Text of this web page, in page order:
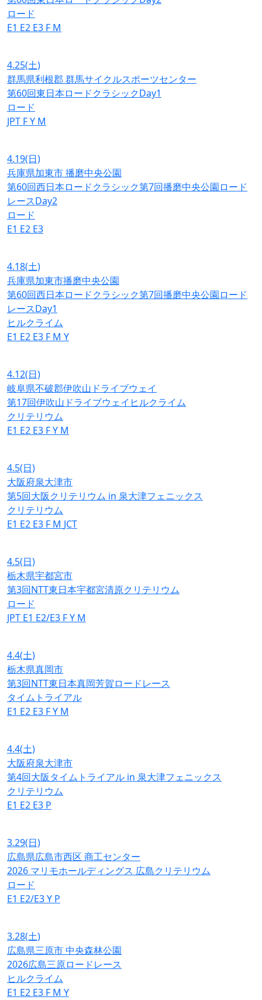
ロード
E1 E2 E3 F M
4.25(土)
群馬県利根郡 群馬サイクルスポーツセンター
第60回東日本ロードクラシックDay1
ロード
JPT FY M
4.19(日)
兵庫県加東市 播磨中央公園
第60回西日本ロードクラシック第7回播磨中央公園ロード
レースDay2
ロード
E1 E2 E3
4.18(土)
兵庫県加東市播磨中央公園
第60回西日本ロードクラシック第7回播磨中央公園ロード
レースDay1
ヒルクライム
E1 E2 E3 F M Y
4.12(日)
岐阜県不破郡伊吹山ドライブウェイ
第17回伊吹山ドライブウェイヒルクライム
クリテリウム
E1 E2 E3 FY M
4.5(日)
大阪府泉大津市
第5回大阪クリテリウム in 泉大津フェニックス
クリテリウム
E1 E2 E3 F M JCT
4.5(日)
栃木県宇都宮市
第3回NTT東日本宇都宮清原クリテリウム
ロード
JPT E1 E2/E3 FY M
4.4(土)
栃木県真岡市
第3回NTT東日本真岡芳賀ロードレース
タイムトライアル
E1 E2 E3 FY M
4.4(土)
大阪府泉大津市
第4回大阪タイムトライアル in 泉大津フェニックス
クリテリウム
E1 E2 E3 P
3.29(日)
広島県広島市西区 商工センター
2026 マリモホールディングス 広島クリテリウム
ロード
E1 E2/E3Y P
3.28(土)
広島県三原市 中央森林公園
2026広島三原ロードレース
ヒルクライム
E1 E2 E3 F M Y